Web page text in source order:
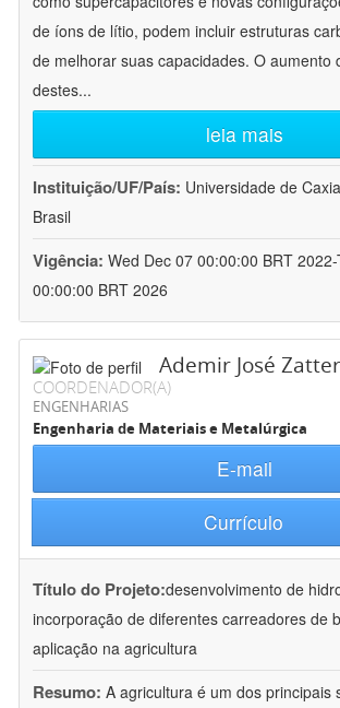
de íons de lítio, podem incluir estruturas
de melhorar suas capacidades. O aumento
destes...
leia mais
Instituição/UF/País: Universidade de
Brasil
Vigência: Wed Dec 07 00:00:00 BRT
00:00:00 BRT 2026
Ademir José
COORDENADOR(A)
ENGENHARIAS
Engenharia de Materiais e Metalúrgica
E-mail
Currículo
Título do Projeto:desenvolvimento de
incorporação de diferentes carreadores de
aplicação na agricultura
Resumo: A agricultura é um dos principais